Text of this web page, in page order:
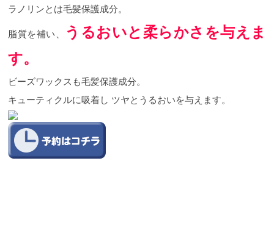
ラノリンとは毛髪保護成分。
脂質を補い、
うるおいと柔らかさを与えま
す。
ビーズワックスも毛髪保護成分。
キューティクルに吸着し ツヤとうるおいを与えます。